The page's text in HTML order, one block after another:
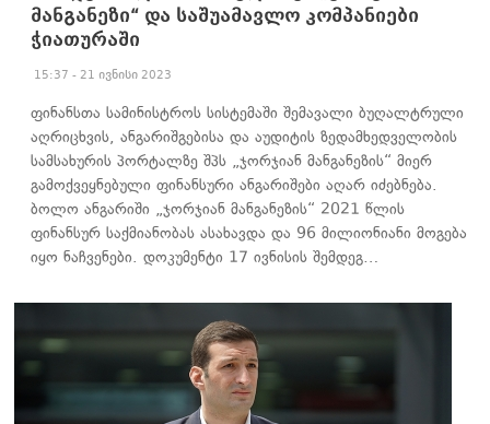
მანგანეზი“ და საშუამავლო კომპანიები
ჭიათურაში
15:37 - 21 ივნისი 2023
ფინანსთა სამინისტროს სისტემაში შემავალი ბუღალტრული
აღრიცხვის, ანგარიშგებისა და აუდიტის ზედამხედველობის
სამსახურის პორტალზე შპს „ჯორჯიან მანგანეზის“ მიერ
გამოქვეყნებული ფინანსური ანგარიშები აღარ იძებნება.
ბოლო ანგარიში „ჯორჯიან მანგანეზის“ 2021 წლის
ფინანსურ საქმიანობას ასახავდა და 96 მილიონიანი მოგება
იყო ნაჩვენები. დოკუმენტი 17 ივნისის შემდეგ…